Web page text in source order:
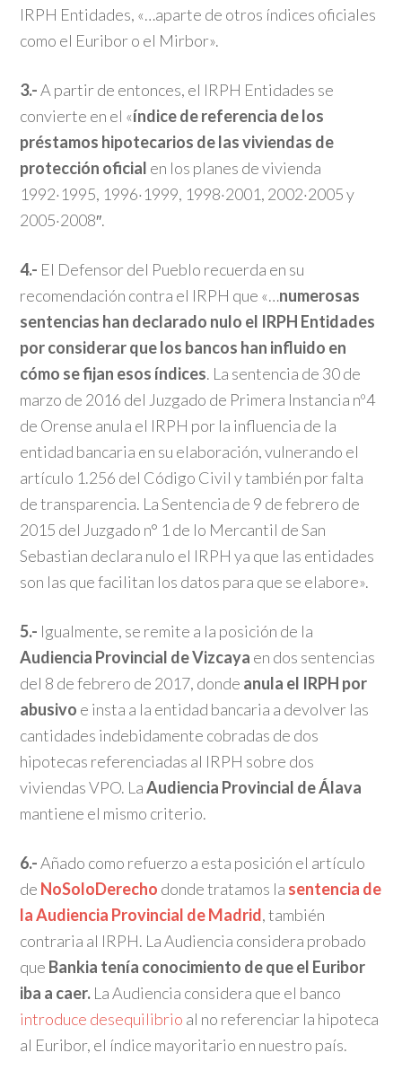
IRPH Entidades, «…aparte de otros índices oficiales
como el Euribor o el Mirbor».
3.-A partir de entonces, el IRPH Entidades se
convierte en el «índice de referencia de los
préstamos hipotecarios de las viviendas de
protección oficial en los planes de vivienda
1992·1995, 1996·1999, 1998·2001, 2002·2005 y
2005·2008″.
4.- El Defensor del Pueblo recuerda en su
recomendación contra el IRPH que «…numerosas
sentencias han declarado nulo el IRPH Entidades
por considerar que los bancos han influido en
cómo se fijan esos índices. La sentencia de 30 de
marzo de 2016 del Juzgado de Primera Instancia nº4
de Orense anula el IRPH por la influencia de la
entidad bancaria en su elaboración, vulnerando el
artículo 1.256 del Código Civil y también por falta
de transparencia. La Sentencia de 9 de febrero de
2015 del Juzgado n° 1 de lo Mercantil de San
Sebastian declara nulo el IRPH ya que las entidades
son las que facilitan los datos para que se elabore».
5.- Igualmente, se remite a la posición de la
Audiencia Provincial de Vizcaya en dos sentencias
del 8 de febrero de 2017, donde anula el IRPH por
abusivo e insta a la entidad bancaria a devolver las
cantidades indebidamente cobradas de dos
hipotecas referenciadas al IRPH sobre dos
viviendas VPO. LaAudiencia Provincial de Álava
mantiene el mismo criterio.
6.-Añado como refuerzo a esta posición el artículo
de NoSoloDerecho donde tratamos la sentencia de
la Audiencia Provincial de Madrid, también
contraria al IRPH. La Audiencia considera probado
que Bankia tenía conocimiento de que el Euribor
iba a caer. La Audiencia considera que el banco
introduce desequilibrio al no referenciar la hipoteca
al Euribor, el índice mayoritario en nuestro país.